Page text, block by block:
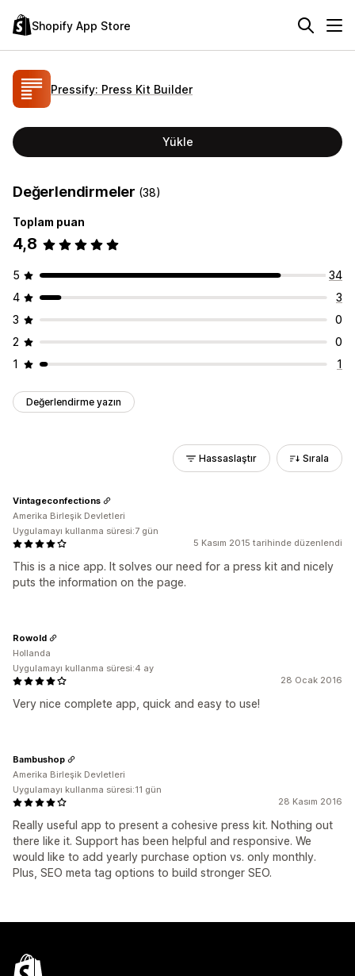
Shopify App Store
Pressify: Press Kit Builder
Yükle
Değerlendirmeler (38)
Toplam puan
4,8
5
34
4
3
3
0
2
0
1
1
Değerlendirme yazın
Hassaslaştır Sırala
5 Kasım 2015 tarihinde düzenlendi
This is a nice app. It solves our need for a press kit and nicely
puts the information on the page.
Vintageconfections
Amerika Birleşik Devletleri
Uygulamayı kullanma süresi:7 gün
28 Ocak 2016
Very nice complete app, quick and easy to use!
Rowold
Hollanda
Uygulamayı kullanma süresi:4 ay
28 Kasım 2016
Really useful app to present a cohesive press kit. Nothing out
there like it. Support has been helpful and responsive. We
would like to add yearly purchase option vs. only monthly.
Plus, SEO meta tag options to build stronger SEO.
Bambushop
Amerika Birleşik Devletleri
Uygulamayı kullanma süresi:11 gün